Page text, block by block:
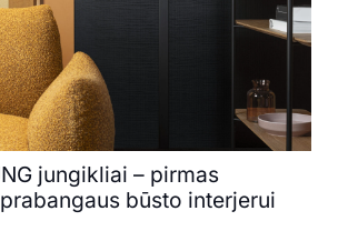
jungikliai – pirmas
būsto interjerui